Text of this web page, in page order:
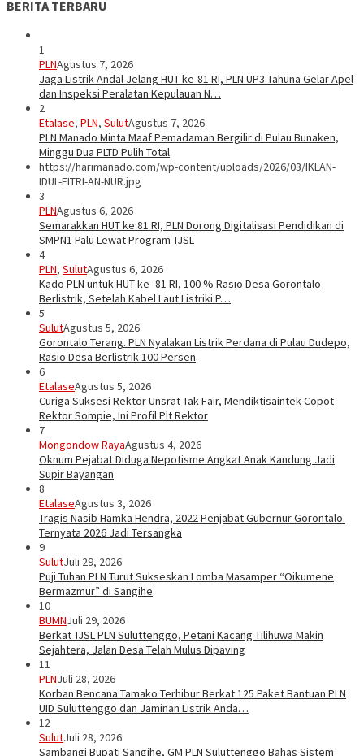
BERITA TERBARU
1
PLNAgustus 7, 2026
Jaga Listrik Andal Jelang HUT ke-81 RI, PLN UP3 Tahuna Gelar Apel
dan Inspeksi Peralatan Kepulauan N…
2
Etalase, PLN, SulutAgustus 7, 2026
PLN Manado Minta Maaf Pemadaman Bergilir di Pulau Bunaken,
Minggu Dua PLTD Pulih Total
https://harimanado.com/wp-content/uploads/2026/03/IKLAN-
IDUL-FITRI-AN-NUR.jpg
3
PLNAgustus 6, 2026
Semarakkan HUT ke 81 RI, PLN Dorong Digitalisasi Pendidikan di
SMPN1 Palu Lewat Program TJSL
4
PLN, SulutAgustus 6, 2026
Kado PLN untuk HUT ke- 81 RI, 100 % Rasio Desa Gorontalo
Berlistrik, Setelah Kabel Laut Listriki P…
5
SulutAgustus 5, 2026
Gorontalo Terang. PLN Nyalakan Listrik Perdana di Pulau Dudepo,
Rasio Desa Berlistrik 100 Persen
6
EtalaseAgustus 5, 2026
Curiga Suksesi Rektor Unsrat Tak Fair, Mendiktisaintek Copot
Rektor Sompie, Ini Profil Plt Rektor
7
Mongondow RayaAgustus 4, 2026
Oknum Pejabat Diduga Nepotisme Angkat Anak Kandung Jadi
Supir Bayangan
8
EtalaseAgustus 3, 2026
Tragis Nasib Hamka Hendra, 2022 Penjabat Gubernur Gorontalo.
Ternyata 2026 Jadi Tersangka
9
SulutJuli 29, 2026
Puji Tuhan PLN Turut Sukseskan Lomba Masamper “Oikumene
Bermazmur” di Sangihe
10
BUMNJuli 29, 2026
Berkat TJSL PLN Suluttenggo, Petani Kacang Tilihuwa Makin
Sejahtera, Jalan Desa Telah Mulus Dipaving
11
PLNJuli 28, 2026
Korban Bencana Tamako Terhibur Berkat 125 Paket Bantuan PLN
UID Suluttenggo dan Jaminan Listrik Anda…
12
SulutJuli 28, 2026
Sambangi Bupati Sangihe, GM PLN Suluttenggo Bahas Sistem